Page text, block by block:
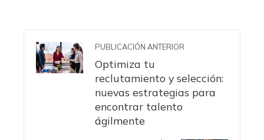
PUBLICACIÓN ANTERIOR
Optimiza tu
reclutamiento y selección:
nuevas estrategias para
encontrar talento
ágilmente